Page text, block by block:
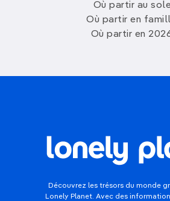
Où partir au
Où partir en
Où partir en
Découvrez les trésors du monde
Lonely Planet. Avec des